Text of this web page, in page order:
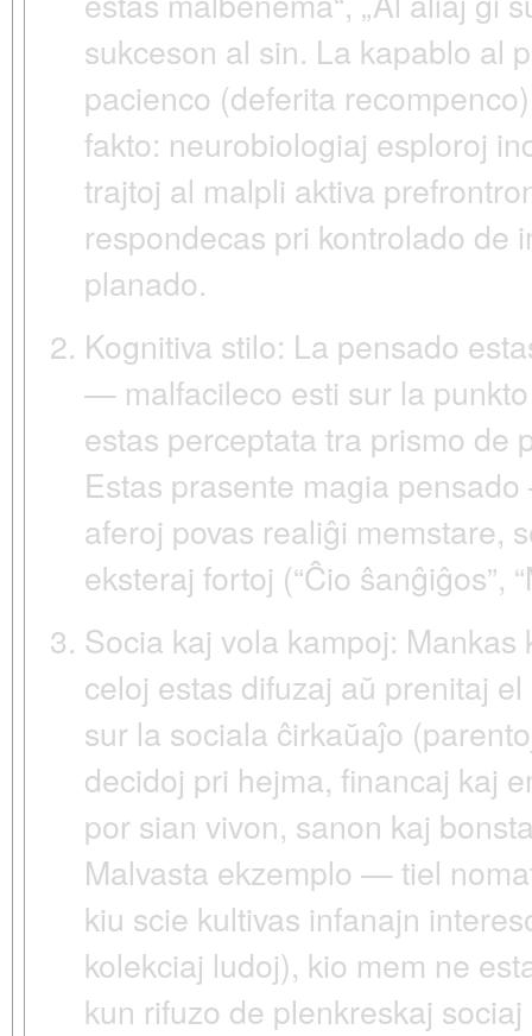
sukceson al sin. La kapablo al
pacienco (deferita
fakto: neurobiologiaj esploroj
trajtoj al malpli aktiva
respondecas pri kontrolado de
planado.
Kognitiva stilo: La pensado
— malfacileco esti sur la
estas perceptata tra prismo de
Estas prasente magia pensado
aferoj povas realiĝi memstare,
eksteraj fortoj (“Ĉio ŝanĝiĝos”,
Socia kaj vola kampoj:
celoj estas difuzaj aŭ prenitaj
sur la sociala ĉirkaŭaĵo
decidoj pri hejma, financaj kaj
por sian vivon, sanon kaj
Malvasta ekzemplo — tiel
kiu scie kultivas infanajn
kolekciaj ludoj), kio mem ne
kun rifuzo de plenkreskaj